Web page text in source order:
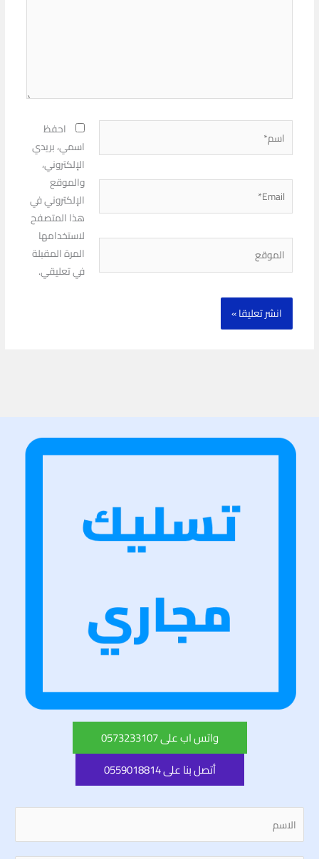
احفظ
اسمي، بريدي
الإلكتروني،
والموقع
الإلكتروني في
هذا المتصفح
لاستخدامها
المرة المقبلة
في تعليقي.
واتس اب على 0573233107
أتصل بنا على 0559018814